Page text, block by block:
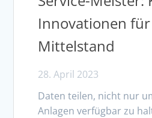
Innovationen
Mittelstand
28. April 2023
Daten teilen, nicht nur
Anlagen verfügbar zu